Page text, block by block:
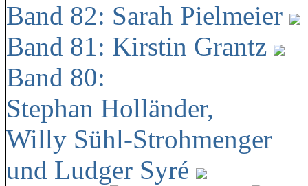
Band 82: Sarah Pielmeier
Band 81: Kirstin Grantz
Band 80:
Stephan Holländer,
Willy Sühl-Strohmenger
und Ludger Syré